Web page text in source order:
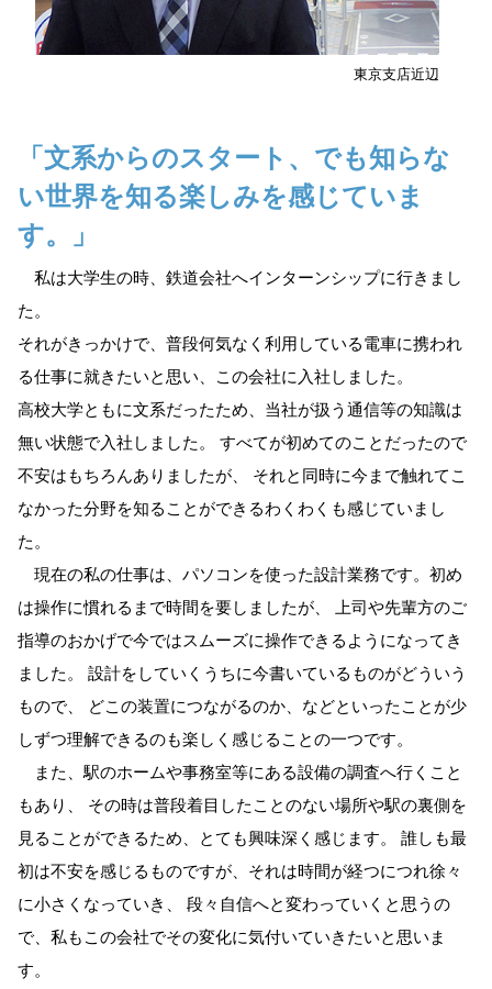
東京支店近辺
「文系からのスタート、でも知らな
い世界を知る楽しみを感じていま
す。」
私は大学生の時、鉄道会社へインターンシップに行きまし
た。
それがきっかけで、普段何気なく利用している電車に携われ
る仕事に就きたいと思い、この会社に入社しました。
高校大学ともに文系だったため、当社が扱う通信等の知識は
無い状態で入社しました。 すべてが初めてのことだったので
不安はもちろんありましたが、 それと同時に今まで触れてこ
なかった分野を知ることができるわくわくも感じていまし
た。
現在の私の仕事は、パソコンを使った設計業務です。初め
は操作に慣れるまで時間を要しましたが、 上司や先輩方のご
指導のおかげで今ではスムーズに操作できるようになってき
ました。 設計をしていくうちに今書いているものがどういう
もので、 どこの装置につながるのか、などといったことが少
しずつ理解できるのも楽しく感じることの一つです。
また、駅のホームや事務室等にある設備の調査へ行くこと
もあり、 その時は普段着目したことのない場所や駅の裏側を
見ることができるため、とても興味深く感じます。 誰しも最
初は不安を感じるものですが、それは時間が経つにつれ徐々
に小さくなっていき、 段々自信へと変わっていくと思うの
で、私もこの会社でその変化に気付いていきたいと思いま
す。